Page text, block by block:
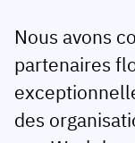
Gestion des
Fusion des
Effectifs
Logistique
Fabrication
Voir tous les
Logistique
KLM Cargo
Base Logistics
Programme
Webinaires
Assistance
Nous avons
partenaires
des